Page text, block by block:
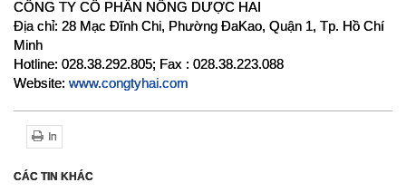
CÔNG TY CỔ PHẦN NÔNG DƯỢC HAI
Địa chỉ: 28 Mạc Đĩnh Chi, Phường ĐaKao, Quận 1, Tp. Hồ Chí
Minh
Hotline: 028.38.292.805; Fax : 028.38.223.088
Website: www.congtyhai.com
In
CÁC TIN KHÁC